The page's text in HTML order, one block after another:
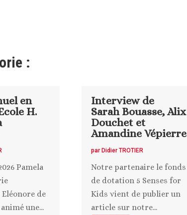
:
en
H.
Pamela
de
une...
Interview de
Sarah Bouasse, Alix
Douchet et
Amandine Vépierre
par Didier TROTIER
Notre partenaire le fonds
de dotation 5 Senses for
Kids vient de publier un
article sur notre...